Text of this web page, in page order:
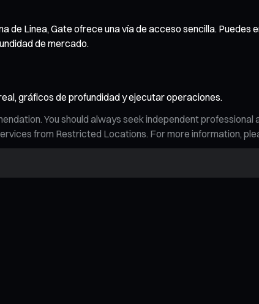
Linea, Gate ofrece una vía de acceso sencilla.
de mercado.
gráficos de profundidad y ejecutar operaciones.
You should always seek independent
from Restricted Locations. For more information,